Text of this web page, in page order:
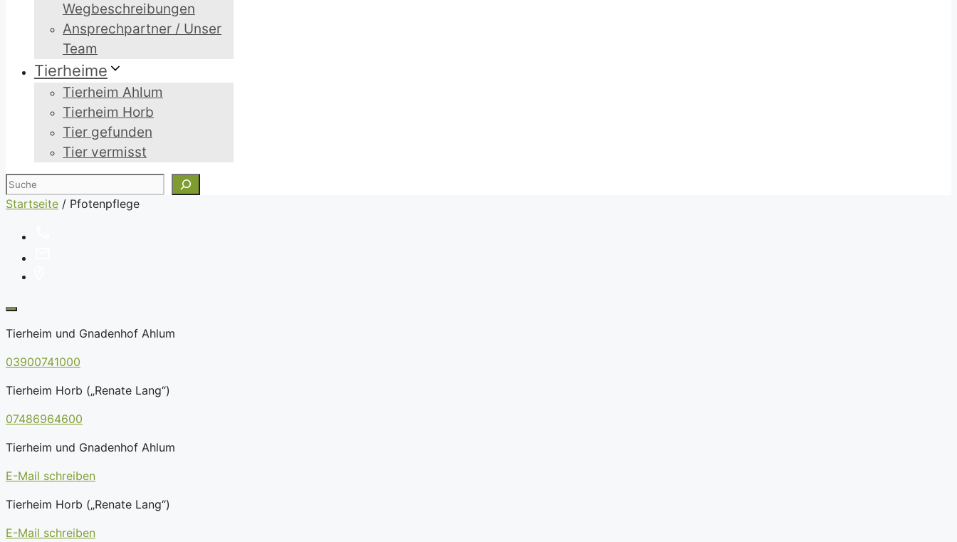
Wegbeschreibungen
Ansprechpartner / Unser
Team
Tierheime
Tierheim Ahlum
Tierheim Horb
Tier gefunden
Tier vermisst
Suchen
Startseite / Pfotenpflege
Tierheim und Gnadenhof Ahlum
03900741000
Tierheim Horb („Renate Lang“)
07486964600
Tierheim und Gnadenhof Ahlum
E-Mail schreiben
Tierheim Horb („Renate Lang“)
E-Mail schreiben